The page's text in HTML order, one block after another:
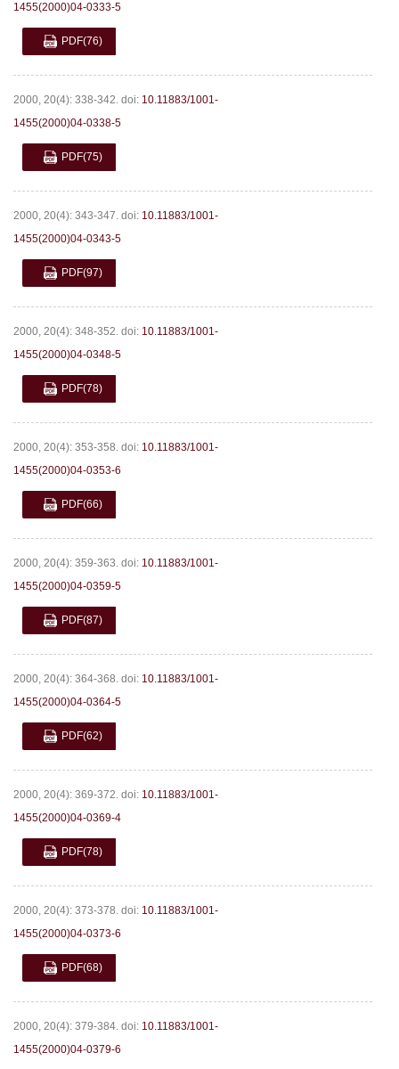
1455(2000)04-0333-5
PDF(76)
2000, 20(4): 338-342. doi: 10.11883/1001-
1455(2000)04-0338-5
PDF(75)
2000, 20(4): 343-347. doi: 10.11883/1001-
1455(2000)04-0343-5
PDF(97)
2000, 20(4): 348-352. doi: 10.11883/1001-
1455(2000)04-0348-5
PDF(78)
2000, 20(4): 353-358. doi: 10.11883/1001-
1455(2000)04-0353-6
PDF(66)
2000, 20(4): 359-363. doi: 10.11883/1001-
1455(2000)04-0359-5
PDF(87)
2000, 20(4): 364-368. doi: 10.11883/1001-
1455(2000)04-0364-5
PDF(62)
2000, 20(4): 369-372. doi: 10.11883/1001-
1455(2000)04-0369-4
PDF(78)
2000, 20(4): 373-378. doi: 10.11883/1001-
1455(2000)04-0373-6
PDF(68)
2000, 20(4): 379-384. doi: 10.11883/1001-
1455(2000)04-0379-6